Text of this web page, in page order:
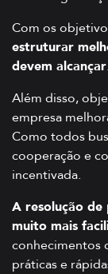
Com os
estruturar
devem alcançar.
Além disso,
empresa
Como todos
cooperação e
incentivada.
A resolução de
muito mais
conhecimentos
práticas e